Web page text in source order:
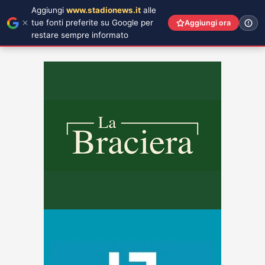
Aggiungi www.stadionews.it alle
tue fonti preferite su Google per
restare sempre informato
Aggiungi ora